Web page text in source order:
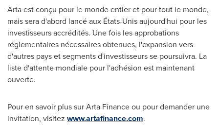
Arta est conçu pour le monde entier et pour tout le monde,
mais sera d'abord lancé aux États-Unis aujourd'hui pour les
investisseurs accrédités. Une fois les approbations
réglementaires nécessaires obtenues, l'expansion vers
d'autres pays et segments d'investisseurs se poursuivra. La
liste d'attente mondiale pour l'adhésion est maintenant
ouverte.
Pour en savoir plus sur Arta Finance ou pour demander une
invitation, visitez www.artafinance.com.